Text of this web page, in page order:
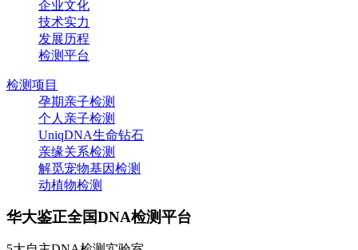
企业文化
技术实力
发展历程
检测平台
检测项目
孕期亲子检测
个人亲子检测
UniqDNA生命钻石
亲缘关系检测
解觅宠物基因检测
动植物检测
华大鉴正全国DNA检测平台